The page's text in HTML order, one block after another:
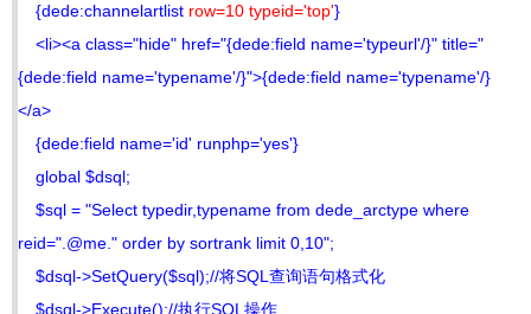
{dede:channelartlist row=10 typeid='top'}
<li><a class="hide" href="{dede:field name='typeurl'/}" title="
{dede:field name='typename'/}">{dede:field name='typename'/}
</a>
{dede:field name='id' runphp='yes'}
global $dsql;
$sql = "Select typedir,typename from dede_arctype where
reid=".@me." order by sortrank limit 0,10";
$dsql->SetQuery($sql);//将SQL查询语句格式化
$dsql->Execute();//执行SQL操作